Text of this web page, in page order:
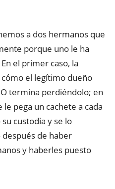
a dos hermanos que
porque uno le ha
el primer caso, la
el legítimo dueño
termina perdiéndolo; en
pega un cachete a cada
custodia y se lo
de haber
y haberles puesto